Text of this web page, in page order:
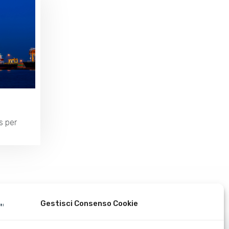
Gestisci Consenso Cookie
per
Certificazioni aziendali